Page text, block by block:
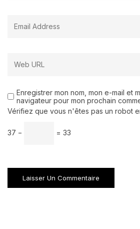
Enregistrer mon nom, mon e-mail et
navigateur pour mon prochain
Vérifiez que vous n'êtes pas un robot
37 − = 33